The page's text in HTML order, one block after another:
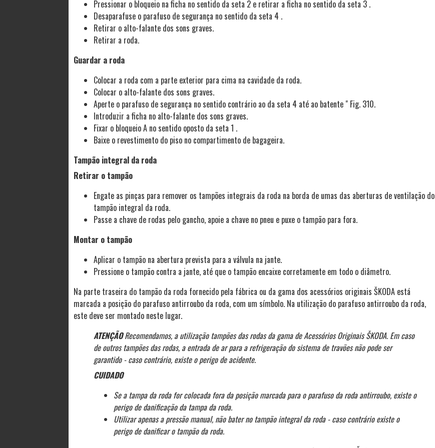
Pressionar o bloqueio na ficha no sentido da seta 2 e retirar a ficha no sentido da seta 3 .
Desaparafuse o parafuso de segurança no sentido da seta 4 .
Retirar o alto-falante dos sons graves.
Retirar a roda.
Guardar a roda
Colocar a roda com a parte exterior para cima na cavidade da roda.
Colocar o alto-falante dos sons graves.
Aperte o parafuso de segurança no sentido contrário ao da seta 4 até ao batente " Fig. 310.
Introduzir a ficha no alto-falante dos sons graves.
Fixar o bloqueio A no sentido oposto da seta 1 .
Baixe o revestimento do piso no compartimento de bagageira.
Tampão integral da roda
Retirar o tampão
Engate as pinças para remover os tampões integrais da roda na borda de umas das aberturas de ventilação do
tampão integral da roda.
Passe a chave de rodas pelo gancho, apoie a chave no pneu e puxe o tampão para fora.
Montar o tampão
Aplicar o tampão na abertura prevista para a válvula na jante.
Pressione o tampão contra a jante, até que o tampão encaixe corretamente em todo o diâmetro.
Na parte traseira do tampão da roda fornecido pela fábrica ou da gama dos acessórios originais ŠKODA está
marcada a posição do parafuso antirroubo da roda, com um símbolo. Na utilização do parafuso antirroubo da roda,
este deve ser montado neste lugar.
ATENÇÃORecomendamos, a utilização tampões das rodas da gama de Acessórios Originais ŠKODA. Em caso
de outros tampões das rodas, a entrada de ar para a refrigeração do sistema de travões não pode ser
garantido - caso contrário, existe o perigo de acidente.
CUIDADO
Se a tampa da roda for colocada fora da posição marcada para o parafuso da roda antirroubo, existe o
perigo de danificação da tampa da roda.
Utilizar apenas a pressão manual, não bater no tampão integral da roda - caso contrário existe o
perigo de danificar o tampão da roda.